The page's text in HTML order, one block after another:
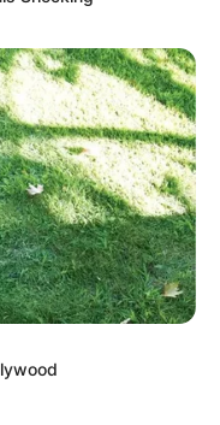
SHQIPTAR
Zekaj/
apo nuk